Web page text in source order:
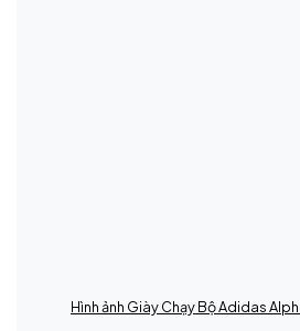
Hình ảnh Giày Chạy Bộ Adidas